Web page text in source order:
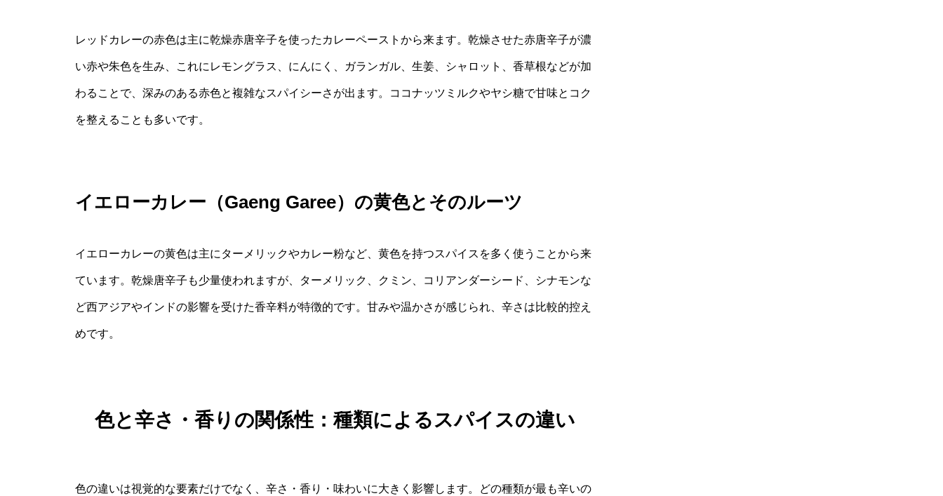
レッドカレーの赤色は主に乾燥赤唐辛子を使ったカレーペーストから来ます。乾燥させた赤唐辛子が濃
い赤や朱色を生み、これにレモングラス、にんにく、ガランガル、生姜、シャロット、香草根などが加
わることで、深みのある赤色と複雑なスパイシーさが出ます。ココナッツミルクやヤシ糖で甘味とコク
を整えることも多いです。
イエローカレー（Gaeng Garee）の黄色とそのルーツ
イエローカレーの黄色は主にターメリックやカレー粉など、黄色を持つスパイスを多く使うことから来
ています。乾燥唐辛子も少量使われますが、ターメリック、クミン、コリアンダーシード、シナモンな
ど西アジアやインドの影響を受けた香辛料が特徴的です。甘みや温かさが感じられ、辛さは比較的控え
めです。
色と辛さ・香りの関係性：種類によるスパイスの違い
色の違いは視覚的な要素だけでなく、辛さ・香り・味わいに大きく影響します。どの種類が最も辛いの